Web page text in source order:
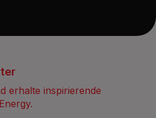
erhalte inspirierende